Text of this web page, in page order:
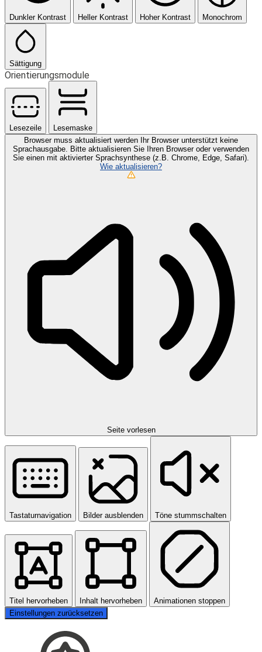
Dunkler Kontrast Heller Kontrast Hoher Kontrast Monochrom
Sättigung
Orientierungsmodule
Lesezeile
Lesemaske
Browser muss aktualisiert werden Ihr Browser unterstützt keine
Sprachausgabe. Bitte aktualisieren Sie Ihren Browser oder verwenden
Sie einen mit aktivierter Sprachsynthese (z.B. Chrome, Edge, Safari).
Wie aktualisieren?
Seite vorlesen
Tastaturnavigation Bilder ausblenden Töne stummschalten
Titel hervorheben Inhalt hervorheben
Animationen stoppen
Einstellungen zurücksetzen